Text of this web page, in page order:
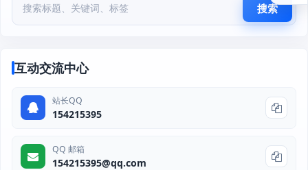
搜索
互动交流中心
站长QQ
154215395
QQ 邮箱
154215395@qq.com